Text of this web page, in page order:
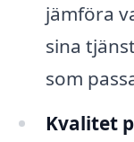
jämföra
sina
som
Kvalitet